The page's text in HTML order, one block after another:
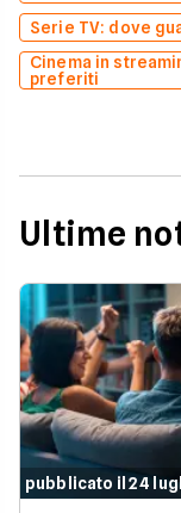
Serie TV: dove
Cinema in
preferiti
Ultime
pubblicato il 24